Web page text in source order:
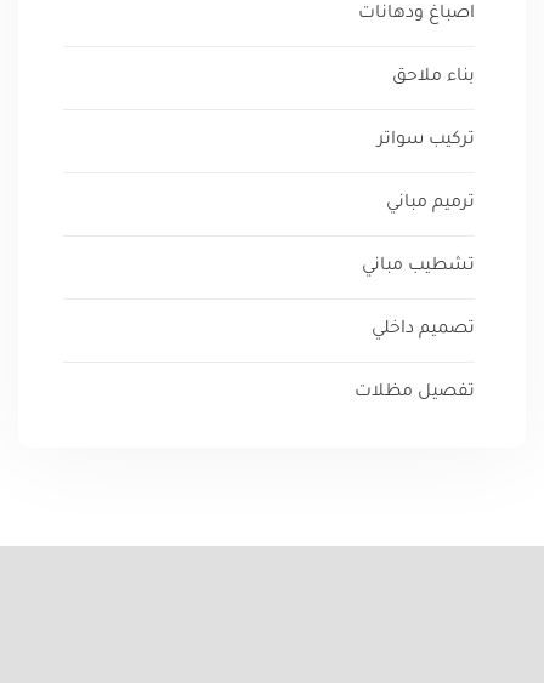
اصباغ ودهانات
بناء ملاحق
تركيب سواتر
ترميم مباني
تشطيب مباني
تصميم داخلي
تفصيل مظلات